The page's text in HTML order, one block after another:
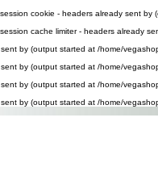
cookie - headers already sent
cache limiter - headers already
by (output started at /home/
by (output started at /home/
by (output started at /home/
by (output started at /home/